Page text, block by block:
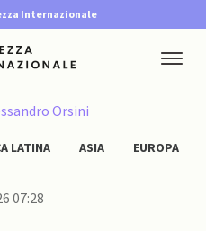
Internazionale
Orsini
LATINA ASIA EUROPA
07:28